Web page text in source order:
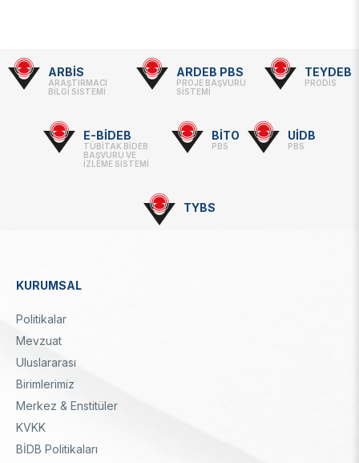
Footer
Linkler
ARBİS
ARAŞTIRMACI
BİLGİ SİSTEMİ
ARDEB PBS
PROJE BAŞVURU
SİSTEMİ
TEYDEB
PRODİS
E-BİDEB
TÜBİTAK BİDEB
BAŞVURU VE
İZLEME SİSTEMİ
BİTO
PBS
UİDB
PBS
TYBS
Dipnot
KURUMSAL
Politikalar
Mevzuat
Uluslararası
Birimlerimiz
Merkez & Enstitüler
KVKK
BİDB Politikaları